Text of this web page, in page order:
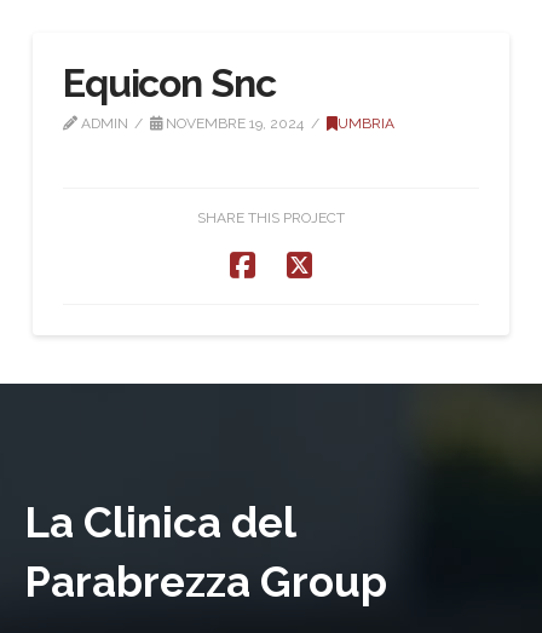
Equicon Snc
ADMIN NOVEMBRE 19, 2024 UMBRIA
SHARE THIS PROJECT
La Clinica del
Parabrezza Group